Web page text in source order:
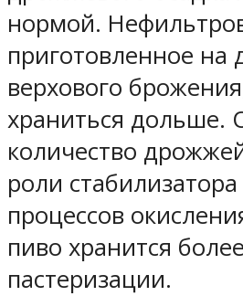
нормой.
приготовленное на
верхового
храниться дольше.
количество
роли
процессов
пиво хранится
пастеризации.